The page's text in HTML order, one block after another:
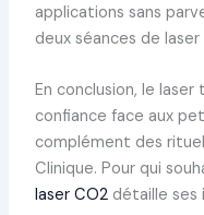
applications sans
deux séances de
En conclusion, le
confiance face aux
complément des
Clinique. Pour qui
laser CO2détaille ses